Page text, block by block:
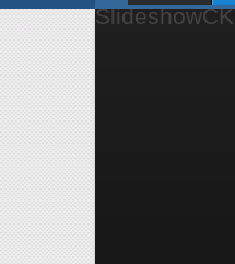
SlideshowCK